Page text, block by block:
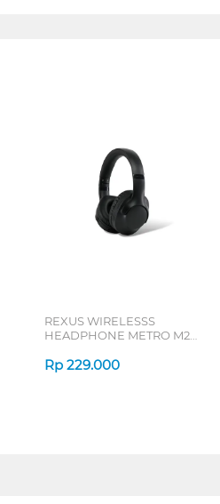
REXUS WIRELESSS
HEADPHONE METRO M2
Rp 229.000